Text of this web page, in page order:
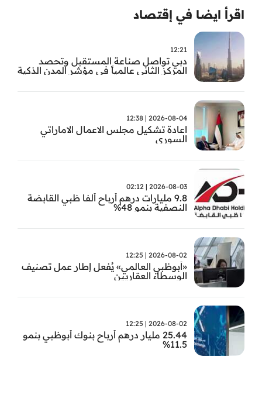
اقرأ ايضا في إقتصاد
12:21
دبي تواصل صناعة المستقبل وتحصد
المركز الثاني عالمياً في مؤشر المدن الذكية
2026-08-04 | 12:38
اعادة تشكيل مجلس الاعمال الاماراتي
السوري
2026-08-03 | 02:12
9.8 مليارات درهم أرباح ألفا ظبي القابضة
النصفية بنمو 48%
2026-08-02 | 12:25
«أبوظبي العالمي» يُفعل إطار عمل تصنيف
الوسطاء العقاريين
2026-08-02 | 12:25
25.44 مليار درهم أرباح بنوك أبوظبي بنمو
11.5%